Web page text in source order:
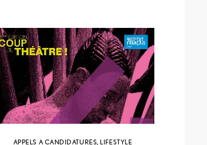
APPELS A CANDIDATURES,LIFESTYLE